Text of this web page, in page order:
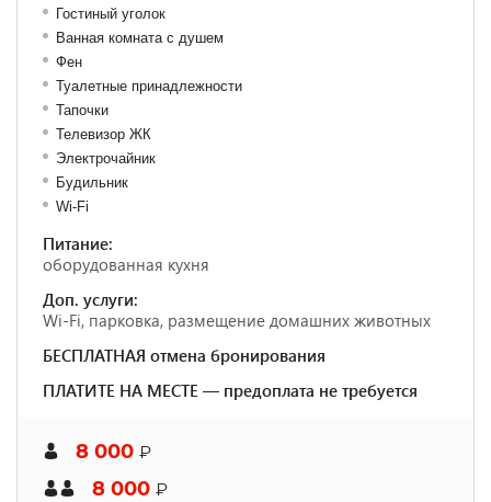
Гостиный уголок
Ванная комната с душем
Фен
Туалетные принадлежности
Тапочки
Телевизор ЖК
Электрочайник
Будильник
Wi-Fi
Питание:
оборудованная кухня
Доп. услуги:
Wi-Fi, парковка, размещение домашних животных
БЕСПЛАТНАЯ отмена бронирования
ПЛАТИТЕ НА МЕСТЕ — предоплата не требуется
8 000 ₽
8 000 ₽